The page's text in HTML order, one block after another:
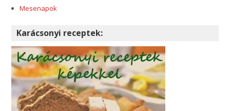
Mesenapok
Karácsonyi receptek: